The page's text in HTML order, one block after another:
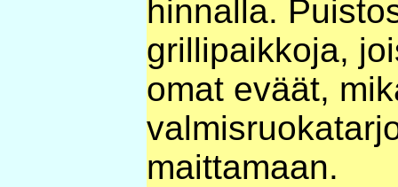
hinnalla.
grillipaikkoja,
omat eväät,
maittamaan.